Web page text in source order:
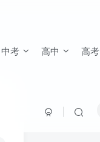
中考 高中 高考